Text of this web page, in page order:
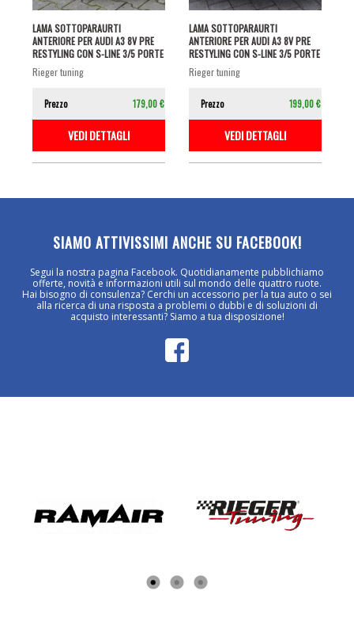
LAMA SOTTOPARAURTI
ANTERIORE PER AUDI A3 8V PRE
RESTYLING CON S-LINE 3/5 PORTE
NERO...
rieger tuning
Prezzo 179,00 €
VEDI DETTAGLI
LAMA SOTTOPARAURTI
ANTERIORE PER AUDI A3 8V PRE
RESTYLING CON S-LINE 3/5 PORTE
NERO...
rieger tuning
Prezzo 199,00 €
VEDI DETTAGLI
SIAMO ATTIVISSIMI ANCHE SU FACEBOOK!
Segui la nostra pagina Facebook. Quotidianamente pubblichiamo
offerte, novità e informazioni utili sul mondo delle quattro ruote.
Hai bisogno di consulenza? Cerchi un accessorio per la tua auto o sei
alla ricerca di una risposta a problemi o dubbi e di soluzioni di
acquisto interessanti? Siamo a tua disposizione!